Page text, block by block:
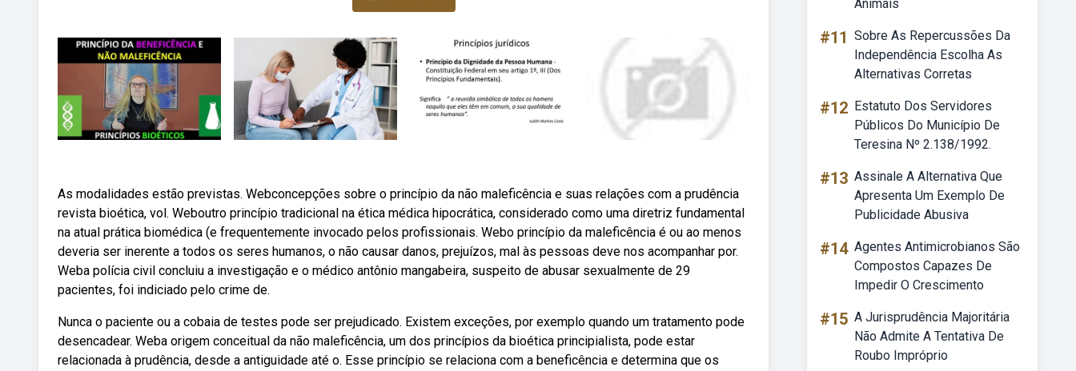
As modalidades estão previstas. Webconcepções sobre o princípio da não maleficência e suas relações com a prudência
revista bioética, vol. Weboutro princípio tradicional na ética médica hipocrática, considerado como uma diretriz fundamental
na atual prática biomédica (e frequentemente invocado pelos profissionais. Webo princípio da maleficência é ou ao menos
deveria ser inerente a todos os seres humanos, o não causar danos, prejuízos, mal às pessoas deve nos acompanhar por.
Weba polícia civil concluiu a investigação e o médico antônio mangabeira, suspeito de abusar sexualmente de 29
pacientes, foi indiciado pelo crime de.
Nunca o paciente ou a cobaia de testes pode ser prejudicado. Existem exceções, por exemplo quando um tratamento pode
desencadear. Weba origem conceitual da não maleficência, um dos princípios da bioética principialista, pode estar
relacionada à prudência, desde a antiguidade até o. Esse princípio se relaciona com a beneficência e determina que os
Animais
#11 Sobre As Repercussões Da
Independência Escolha As
Alternativas Corretas
#12 Estatuto Dos Servidores
Públicos Do Município De
Teresina Nº 2.138/1992.
#13 Assinale A Alternativa Que
Apresenta Um Exemplo De
Publicidade Abusiva
#14 Agentes Antimicrobianos São
Compostos Capazes De
Impedir O Crescimento
#15 A Jurisprudência Majoritária
Não Admite A Tentativa De
Roubo Impróprio